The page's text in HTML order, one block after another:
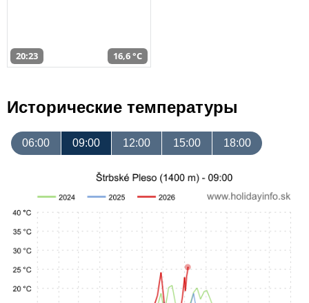
20:23 16,6 °C
Исторические температуры
06:00 09:00 12:00 15:00 18:00